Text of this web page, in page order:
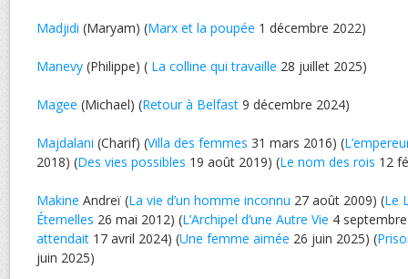
Madjidi (Maryam) (Marx et la poupée 1 décembre 2022)
Manevy (Philippe) ( La colline qui travaille 28 juillet 2025)
Magee (Michael) (Retour à Belfast 9 décembre 2024)
Majdalani (Charif) (Villa des femmes 31 mars 2016) (
2018) (Des vies possibles 19 août 2019) (Le nom des rois 12
Makine Andreï (La vie d’un homme inconnu 27 août 2009) (Le
Éternelles 26 mai 2012) (L’Archipel d’une Autre Vie 4
attendait 17 avril 2024) (Une femme aimée 26 juin 2025) (
juin 2025)